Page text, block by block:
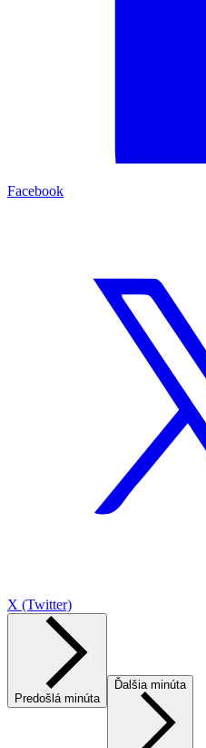
Facebook
X (Twitter)
Predošlá minúta
Ďalšia minúta